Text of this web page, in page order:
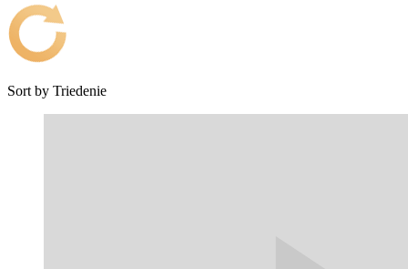
Sort by Triedenie